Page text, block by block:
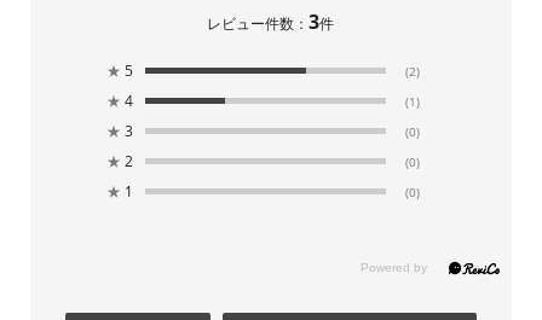
レビュー件数：3件
★ 5 (2)
★ 4 (1)
★ 3 (0)
★ 2 (0)
★ 1 (0)